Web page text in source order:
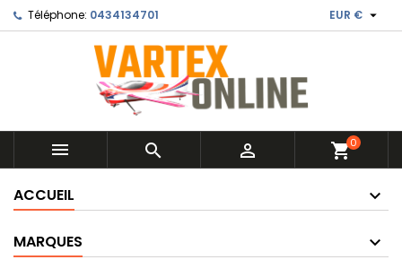
Téléphone: 0434134701 EUR € 
   shopping_cart0
ACCUEIL
MARQUES